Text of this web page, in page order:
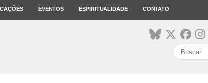
EVENTOS ESPIRITUALIDADE CONTATO